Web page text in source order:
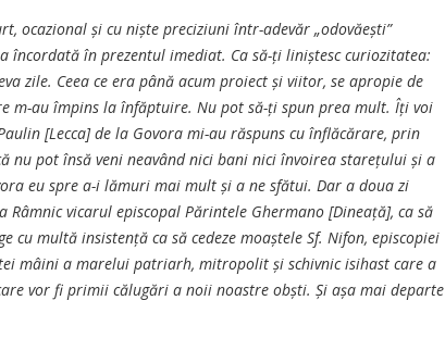
ocazional și cu niște preciziuni într-adevăr „odovăești”
încordată în prezentul imediat. Ca să-ți liniștesc curiozitatea:
zile. Ceea ce era până acum proiect și viitor, se apropie de
m-au împins la înfăptuire. Nu pot să-ți spun prea mult. Îți voi
[Lecca] de la Govora mi-au răspuns cu înflăcărare, prin
nu pot însă veni neavând nici bani nici învoirea starețului și a
eu spre a-i lămuri mai mult și a ne sfătui. Dar a doua zi
vicarul episcopal Părintele Ghermano [Dineață], ca să
cu multă insistență ca să cedeze moaștele Sf. Nifon, episcopiei
mâini a marelui patriarh, mitropolit și schivnic isihast care a
vor fi primii călugări a noii noastre obști. Și așa mai departe